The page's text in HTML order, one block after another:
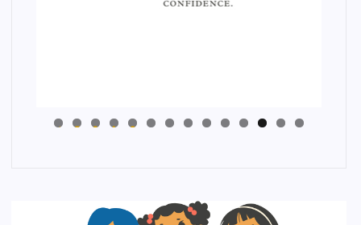
0
1
2
3
4